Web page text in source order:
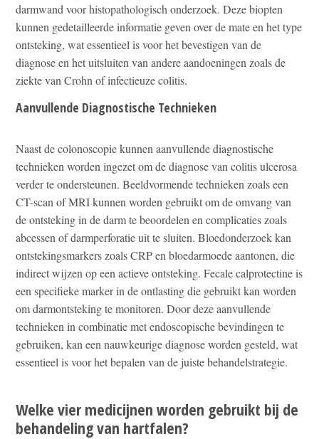
darmwand voor histopathologisch onderzoek. Deze biopten
kunnen gedetailleerde informatie geven over de mate en het type
ontsteking, wat essentieel is voor het bevestigen van de
diagnose en het uitsluiten van andere aandoeningen zoals de
ziekte van Crohn of infectieuze colitis.
Aanvullende Diagnostische Technieken
Naast de colonoscopie kunnen aanvullende diagnostische
technieken worden ingezet om de diagnose van colitis ulcerosa
verder te ondersteunen. Beeldvormende technieken zoals een
CT-scan of MRI kunnen worden gebruikt om de omvang van
de ontsteking in de darm te beoordelen en complicaties zoals
abcessen of darmperforatie uit te sluiten. Bloedonderzoek kan
ontstekingsmarkers zoals CRP en bloedarmoede aantonen, die
indirect wijzen op een actieve ontsteking. Fecale calprotectine is
een specifieke marker in de ontlasting die gebruikt kan worden
om darmontsteking te monitoren. Door deze aanvullende
technieken in combinatie met endoscopische bevindingen te
gebruiken, kan een nauwkeurige diagnose worden gesteld, wat
essentieel is voor het bepalen van de juiste behandelstrategie.
Welke vier medicijnen worden gebruikt bij de
behandeling van hartfalen?